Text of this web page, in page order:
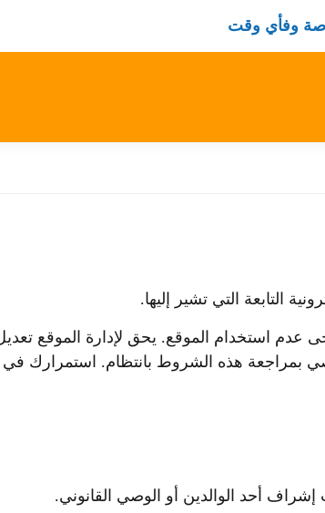
وفأي وقت
التابعة التي تشير إليها.
عدم استخدام الموقع. يحق لإدارة الموقع
بمراجعة هذه الشروط بانتظام. استمرارك في